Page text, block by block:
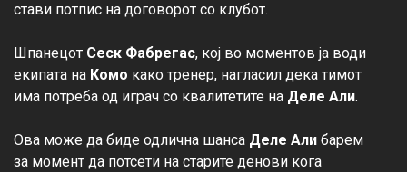
стави потпис на договорот со клубот.
Шпанецот Сеск Фабрегас, кој во моментов ја води
екипата на Комо како тренер, нагласил дека тимот
има потреба од играч со квалитетите на Деле Али.
Ова може да биде одлична шанса Деле Али барем
за момент да потсети на старите денови кога